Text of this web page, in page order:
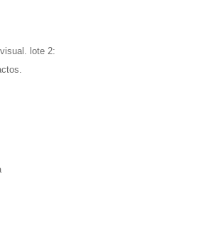
lote 2: